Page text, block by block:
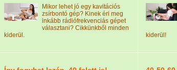
Mikor lehet jó egy kavitációs
zsírbontó gép? Kinek éri meg
inkább rádiófrekvenciás gépet
választani? Cikkünkből minden
kiderül.
kiderül!